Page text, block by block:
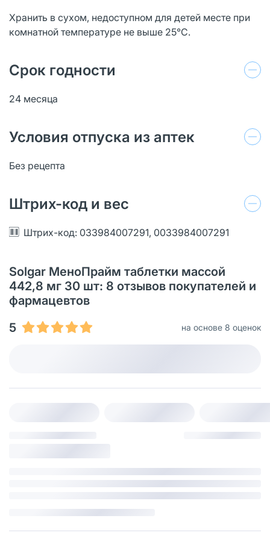
Хранить в сухом, недоступном для детей месте при
комнатной температуре не выше 25°С.
Срок годности
24 месяца
Условия отпуска из аптек
Без рецепта
Штрих-код и вес
Штрих-код: 033984007291, 0033984007291
Solgar МеноПрайм таблетки массой
442,8 мг 30 шт: 8 отзывов покупателей и
фармацевтов
5
на основе 8 оценок